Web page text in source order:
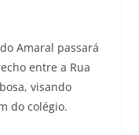
Amaral passará
entre a Rua
visando
do colégio.